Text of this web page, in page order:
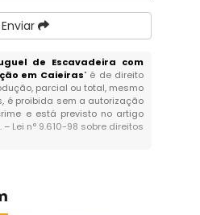
Enviar
de Escavadeira com
em Caieiras" é de direito
parcial ou total, mesmo
é proibida sem a autorização
e está previsto no artigo
– Lei n° 9.610-98 sobre direitos